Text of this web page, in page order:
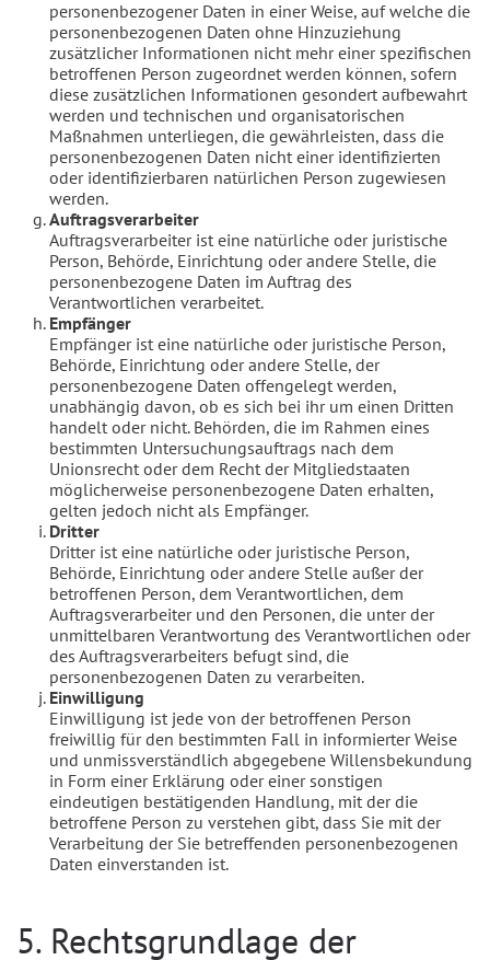
personenbezogener Daten in einer Weise, auf welche die
personenbezogenen Daten ohne Hinzuziehung
zusätzlicher Informationen nicht mehr einer spezifischen
betroffenen Person zugeordnet werden können, sofern
diese zusätzlichen Informationen gesondert aufbewahrt
werden und technischen und organisatorischen
Maßnahmen unterliegen, die gewährleisten, dass die
personenbezogenen Daten nicht einer identifizierten
oder identifizierbaren natürlichen Person zugewiesen
werden.
Auftragsverarbeiter
Auftragsverarbeiter ist eine natürliche oder juristische
Person, Behörde, Einrichtung oder andere Stelle, die
personenbezogene Daten im Auftrag des
Verantwortlichen verarbeitet.
Empfänger
Empfänger ist eine natürliche oder juristische Person,
Behörde, Einrichtung oder andere Stelle, der
personenbezogene Daten offengelegt werden,
unabhängig davon, ob es sich bei ihr um einen Dritten
handelt oder nicht. Behörden, die im Rahmen eines
bestimmten Untersuchungsauftrags nach dem
Unionsrecht oder dem Recht der Mitgliedstaaten
möglicherweise personenbezogene Daten erhalten,
gelten jedoch nicht als Empfänger.
Dritter
Dritter ist eine natürliche oder juristische Person,
Behörde, Einrichtung oder andere Stelle außer der
betroffenen Person, dem Verantwortlichen, dem
Auftragsverarbeiter und den Personen, die unter der
unmittelbaren Verantwortung des Verantwortlichen oder
des Auftragsverarbeiters befugt sind, die
personenbezogenen Daten zu verarbeiten.
Einwilligung
Einwilligung ist jede von der betroffenen Person
freiwillig für den bestimmten Fall in informierter Weise
und unmissverständlich abgegebene Willensbekundung
in Form einer Erklärung oder einer sonstigen
eindeutigen bestätigenden Handlung, mit der die
betroffene Person zu verstehen gibt, dass Sie mit der
Verarbeitung der Sie betreffenden personenbezogenen
Daten einverstanden ist.
5. Rechtsgrundlage der